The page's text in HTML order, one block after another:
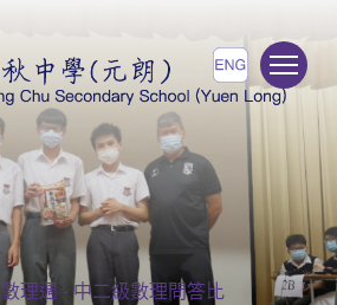
數理週 - 中二級數理問答比